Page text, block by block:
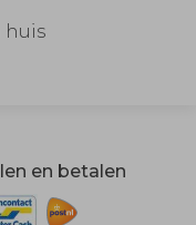
huis
en betalen